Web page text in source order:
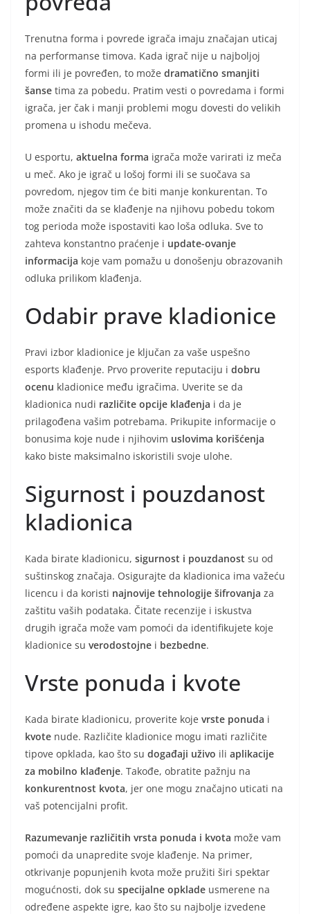
Trenutna forma i povrede igrača imaju značajan uticaj
na performanse timova. Kada igrač nije u najboljoj
formi ili je povređen, to može dramatično smanjiti
šanse tima za pobedu. Pratim vesti o povredama i formi
igrača, jer čak i manji problemi mogu dovesti do velikih
promena u ishodu mečeva.
U esportu, aktuelna forma igrača može varirati iz meča
u meč. Ako je igrač u lošoj formi ili se suočava sa
povredom, njegov tim će biti manje konkurentan. To
može značiti da se klađenje na njihovu pobedu tokom
tog perioda može ispostaviti kao loša odluka. Sve to
zahteva konstantno praćenje i update-ovanje
informacija koje vam pomažu u donošenju obrazovanih
odluka prilikom klađenja.
Odabir prave kladionice
Pravi izbor kladionice je ključan za vaše uspešno
esports klađenje. Prvo proverite reputaciju i dobru
ocenu kladionice među igračima. Uverite se da
kladionica nudi različite opcije klađenja i da je
prilagođena vašim potrebama. Prikupite informacije o
bonusima koje nude i njihovim uslovima korišćenja
kako biste maksimalno iskoristili svoje ulohe.
Sigurnost i pouzdanost
kladionica
Kada birate kladionicu, sigurnost i pouzdanost su od
suštinskog značaja. Osigurajte da kladionica ima važeću
licencu i da koristi najnovije tehnologije šifrovanja za
zaštitu vaših podataka. Čitate recenzije i iskustva
drugih igrača može vam pomoći da identifikujete koje
kladionice su verodostojne i bezbedne.
Vrste ponuda i kvote
Kada birate kladionicu, proverite koje vrste ponuda i
kvote nude. Različite kladionice mogu imati različite
tipove opklada, kao što su događaji uživo ili aplikacije
za mobilno klađenje. Takođe, obratite pažnju na
konkurentnost kvota, jer one mogu značajno uticati na
vaš potencijalni profit.
Razumevanje različitih vrsta ponuda i kvota može vam
pomoći da unapredite svoje klađenje. Na primer,
otkrivanje popunjenih kvota može pružiti širi spektar
mogućnosti, dok su specijalne opklade usmerene na
određene aspekte igre, kao što su najbolje izvedene